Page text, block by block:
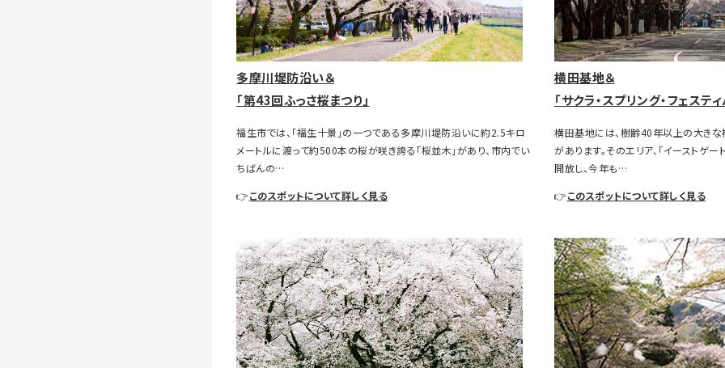
多摩川堤防沿い＆
「第43回ふっさ桜まつり」
福生市では、「福生十景」の一つである多摩川堤防沿いに約2.5キロ
メートルに渡って約500本の桜が咲き誇る「桜並木」があり、市内でい
ちばんの…
👉このスポットについて詳しく見る
横田基地＆
「サクラ・スプリング・フェステ
横田基地には、樹齢40年以上の大き
があります。そのエリア、「イーストゲ
開放し、今年も…
👉このスポットについて詳しく見る